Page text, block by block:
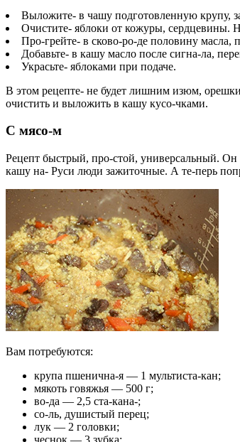
Выложите- в чашу подготовленную крупу,
Очистите- яблоки от кожуры, сердцевины.
Про-грейте- в сково-ро-де половину масла,
Добавьте- в кашу масло после сигна-ла,
Украсьте- яблоками при подаче.
В этом рецепте- не будет лишним изюм,
очистить и выложить в кашу кусо-чками.
С мясо-м
Рецепт быстрый, про-стой, универсальный. Он
кашу на- Руси люди зажиточные. А те-перь
Вам потребуются:
крупа пшенична-я — 1 мультиста-кан;
мякоть говяжья — 500 г;
во-да — 2,5 ста-кана-;
со-ль, душистый перец;
лук — 2 головки;